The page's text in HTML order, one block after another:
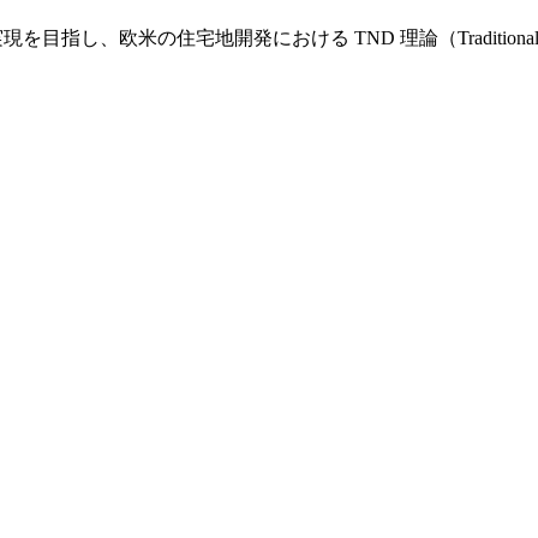
目指し、欧米の住宅地開発における TND 理論（